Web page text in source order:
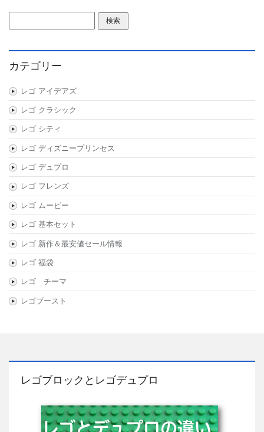
カテゴリー
レゴ アイデアズ
レゴ クラシック
レゴ シティ
レゴ ディズニープリンセス
レゴ デュプロ
レゴ フレンズ
レゴ ムービー
レゴ 基本セット
レゴ 新作＆最安値セール情報
レゴ 福袋
レゴ チーマ
レゴブースト
レゴブロックとレゴデュプロ